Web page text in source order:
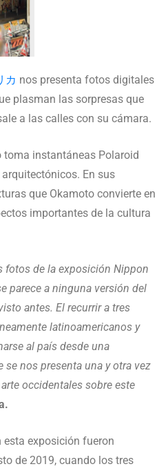
カ nos presenta fotos digitales
plasman las sorpresas que
a las calles con su cámara.
toma instantáneas Polaroid
En sus
que Okamoto convierte en
importantes de la cultura
fotos de la exposición Nippon
parece a ninguna versión del
antes. El recurrir a tres
latinoamericanos y
al país desde una
nos presenta una y otra vez
occidentales sobre este
esta exposición fueron
de 2019, cuando los tres